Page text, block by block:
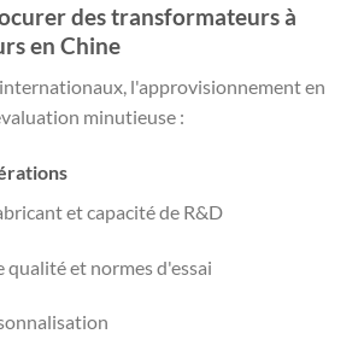
des transformateurs à
en Chine
l'approvisionnement en
minutieuse :
et capacité de R&D
et normes d'essai